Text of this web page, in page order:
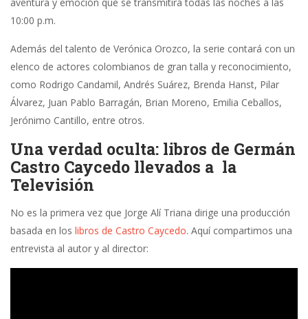
10:00 p.m.
Además del talento de Verónica Orozco, la serie contará con un
elenco de actores colombianos de gran talla y reconocimiento,
como Rodrigo Candamil, Andrés Suárez, Brenda Hanst, Pilar
Álvarez, Juan Pablo Barragán, Brian Moreno, Emilia Ceballos,
Jerónimo Cantillo, entre otros.
Una verdad oculta: libros de Germán
Castro Caycedo llevados a la
Televisión
No es la primera vez que Jorge Alí Triana dirige una producción
basada en los libros de Castro Caycedo. Aquí compartimos una
entrevista al autor y al director: